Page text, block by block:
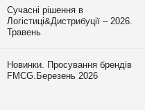
Сучасні рішення в
Логістиці&Дистрибуції – 2026.
Травень
Новинки. Просування брендів
FMCG.Березень 2026